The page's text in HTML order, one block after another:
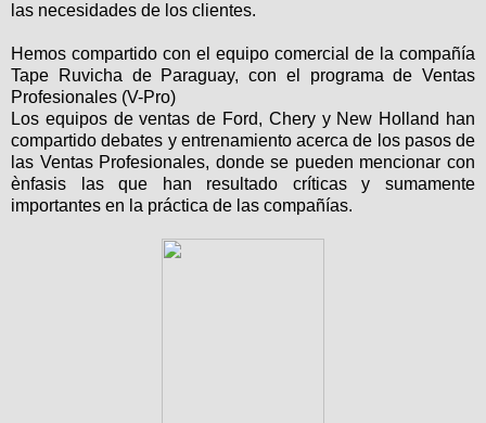
las necesidades de los clientes.
Hemos compartido con el equipo comercial de la compañía
Tape Ruvicha de Paraguay, con el programa de Ventas
Profesionales (V-Pro)
Los equipos de ventas de Ford, Chery y New Holland han
compartido debates y entrenamiento acerca de los pasos de
las Ventas Profesionales, donde se pueden mencionar con
ènfasis las que han resultado críticas y sumamente
importantes en la práctica de las compañías.